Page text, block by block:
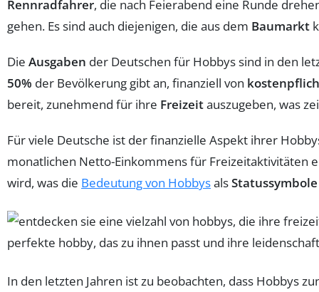
Rennradfahrer, die nach Feierabend eine Runde
gehen. Es sind auch diejenigen, die aus dem Baumarkt
Die Ausgaben der Deutschen für Hobbys sind in den
50% der Bevölkerung gibt an, finanziell von
bereit, zunehmend für ihre Freizeitauszugeben, was
Für viele Deutsche ist der finanzielle Aspekt ihrer
monatlichen Netto-Einkommens für Freizeitaktivitäten
wird, was die Bedeutung von HobbysalsStatussymbole
In den letzten Jahren ist zu beobachten, dass Hobbys